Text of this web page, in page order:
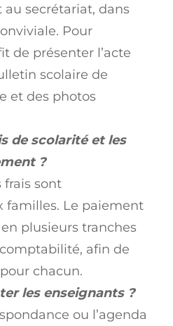
au secrétariat, dans
Pour
de présenter l’acte
scolaire de
et des photos
de scolarité et les
?
frais sont
familles. Le paiement
plusieurs tranches
afin de
chacun.
les enseignants ?
ou l’agenda